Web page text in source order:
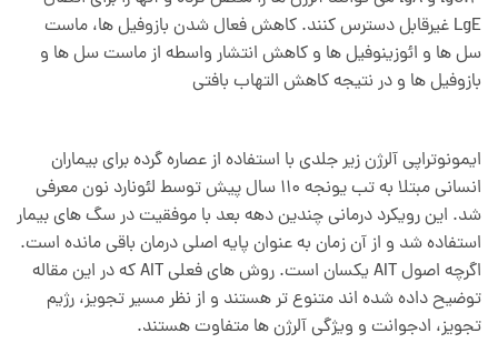
LgE غیرقابل دسترس کنند. کاهش فعال شدن بازوفیل ها، ماست
سل ها و ائوزینوفیل ها و کاهش انتشار واسطه از ماست سل ها و
بازوفیل ها و در نتیجه کاهش التهاب بافتی
ایمونوتراپی آلرژن زیر جلدی با استفاده از عصاره گرده برای بیماران
انسانی مبتلا به تب یونجه 110 سال پیش توسط لئونارد نون معرفی
شد. این رویکرد درمانی چندین دهه بعد با موفقیت در سگ های بیمار
استفاده شد و از آن زمان به عنوان پایه اصلی درمان باقی مانده است.
اگرچه اصول AIT یکسان است. روش های فعلی AIT که در این مقاله
توضیح داده شده اند متنوع تر هستند و از نظر مسیر تجویز، رژیم
تجویز، ادجوانت و ویژگی آلرژن ها متفاوت هستند.